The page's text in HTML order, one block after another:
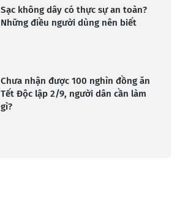
Sạc không dây có thực sự an toàn?
Những điều người dùng nên biết
Chưa nhận được 100 nghìn đồng ăn
Tết Độc lập 2/9, người dân cần làm
gì?